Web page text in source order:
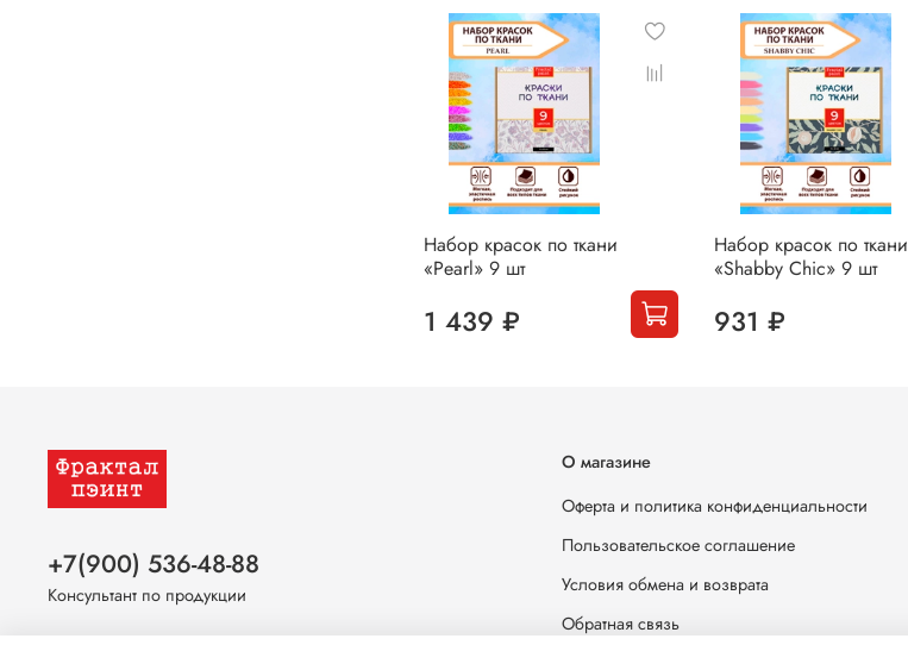
Набор красок по ткани
«Pearl» 9 шт
1 439 ₽
Набор красок по ткани
«Shabby Chic» 9 шт
931 ₽
О магазине
Оферта и политика конфиденциальности
Пользовательское соглашение
Условия обмена и возврата
Обратная связь
+7(900) 536-48-88
Консультант по продукции